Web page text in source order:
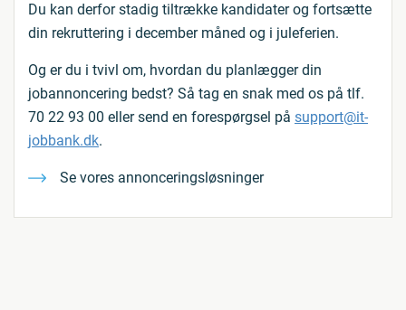
Du kan derfor stadig tiltrække kandidater og fortsætte
din rekruttering i december måned og i juleferien.
Og er du i tvivl om, hvordan du planlægger din
jobannoncering bedst? Så tag en snak med os på tlf.
70 22 93 00 eller send en forespørgsel på support@it-
jobbank.dk.
Se vores annonceringsløsninger